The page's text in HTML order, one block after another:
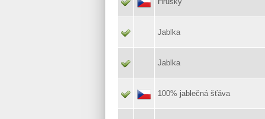
Jablka
Jablka
100% jablečná šťáva